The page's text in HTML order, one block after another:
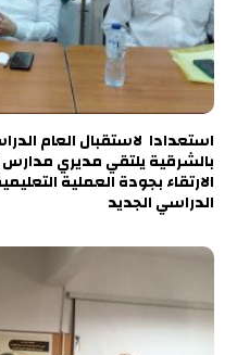
استعدادا لاستقبال العام
بالشرقية يلتقي مديري مدارس
الارتقاء بجودة العملية
الدراسي الجديد